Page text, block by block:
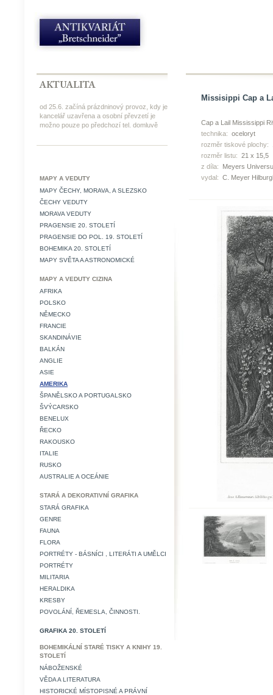
od 25.6. začíná prázdninový provoz, kdy je
kancelář uzavřena a osobní převzetí je
možno pouze po předchozí tel. domluvě
MAPY A VEDUTY
MAPY ČECHY, MORAVA, A SLEZSKO
ČECHY VEDUTY
MORAVA VEDUTY
PRAGENSIE 20. STOLETÍ
PRAGENSIE DO POL. 19. STOLETÍ
BOHEMIKA 20. STOLETÍ
MAPY SVĚTA A ASTRONOMICKÉ
MAPY A VEDUTY CIZINA
AFRIKA
POLSKO
NĚMECKO
FRANCIE
SKANDINÁVIE
BALKÁN
ANGLIE
ASIE
AMERIKA
ŠPANĚLSKO A PORTUGALSKO
ŠVÝCARSKO
BENELUX
ŘECKO
RAKOUSKO
ITALIE
RUSKO
AUSTRALIE A OCEÁNIE
STARÁ A DEKORATIVNÍ GRAFIKA
STARÁ GRAFIKA
GENRE
FAUNA
FLORA
PORTRÉTY - BÁSNÍCI , LITERÁTI A UMĚLCI
PORTRÉTY
MILITARIA
HERALDIKA
KRESBY
POVOLÁNÍ, ŘEMESLA, ČINNOSTI.
GRAFIKA 20. STOLETÍ
BOHEMIKÁLNÍ STARÉ TISKY A KNIHY 19.
STOLETÍ
NÁBOŽENSKÉ
VĚDA A LITERATURA
HISTORICKÉ MÍSTOPISNÉ A PRÁVNÍ
Missisippi Cap a
Cap a Lail Mississippi
technika: oceloryt
rozměr tiskové plochy:
rozměr listu: 21 x 15,5
z díla:
Meyers
vydal: C. Meyer